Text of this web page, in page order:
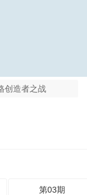
创造者之战
第03期